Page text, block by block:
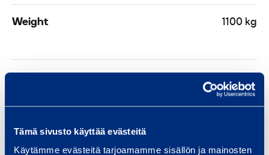
Tämä sivusto käyttää evästeitä
Käytämme evästeitä tarjoamamme sisällön ja mainosten
Weight 1100 kg
Similar products